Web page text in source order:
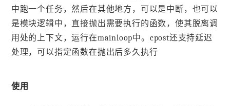
中跑一个任务，然后在其他地方，可以是中断，也可以
是模块逻辑中，直接抛出需要执行的函数，使其脱离调
用处的上下文，运行在mainloop中。cpost还支持延迟
处理，可以指定函数在抛出后多久执行
使用